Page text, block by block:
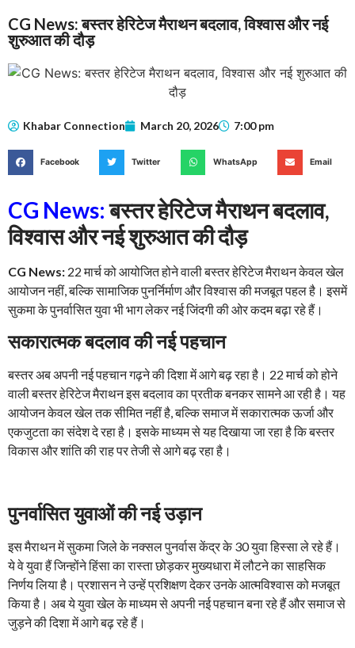
CG News: बस्तर हेरिटेज मैराथन बदलाव, विश्वास और नई
शुरुआत की दौड़
Khabar Connection March 20, 2026 7:00 pm
Facebook Twitter WhatsApp Email
CG News:बस्तर हेरिटेज मैराथन बदलाव,
विश्वास और नई शुरुआत की दौड़
CG News: 22 मार्च को आयोजित होने वाली बस्तर हेरिटेज मैराथन केवल खेल
आयोजन नहीं, बल्कि सामाजिक पुनर्निर्माण और विश्वास की मजबूत पहल है। इसमें
सुकमा के पुनर्वासित युवा भी भाग लेकर नई जिंदगी की ओर कदम बढ़ा रहे हैं।
सकारात्मक बदलाव की नई पहचान
बस्तर अब अपनी नई पहचान गढ़ने की दिशा में आगे बढ़ रहा है। 22 मार्च को होने
वाली बस्तर हेरिटेज मैराथन इस बदलाव का प्रतीक बनकर सामने आ रही है। यह
आयोजन केवल खेल तक सीमित नहीं है, बल्कि समाज में सकारात्मक ऊर्जा और
एकजुटता का संदेश दे रहा है। इसके माध्यम से यह दिखाया जा रहा है कि बस्तर
विकास और शांति की राह पर तेजी से आगे बढ़ रहा है।
पुनर्वासित युवाओं की नई उड़ान
इस मैराथन में सुकमा जिले के नक्सल पुनर्वास केंद्र के 30 युवा हिस्सा ले रहे हैं।
ये वे युवा हैं जिन्होंने हिंसा का रास्ता छोड़कर मुख्यधारा में लौटने का साहसिक
निर्णय लिया है। प्रशासन ने उन्हें प्रशिक्षण देकर उनके आत्मविश्वास को मजबूत
किया है। अब ये युवा खेल के माध्यम से अपनी नई पहचान बना रहे हैं और समाज से
जुड़ने की दिशा में आगे बढ़ रहे हैं।